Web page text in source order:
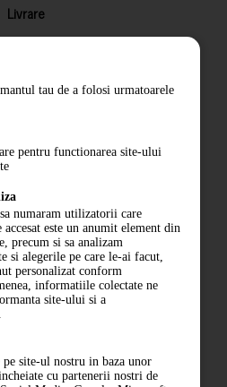
Livrare
produselor
si conditii
confidentialitate
ANPC
tau de a folosi urmatoarele
pentru functionarea site-ului
numaram utilizatorii care
este un anumit element din
precum si sa analizam
si alegerile pe care le-ai facut,
personalizat conform
informatiile colectate ne
site-ului si a
pe site-ul nostru in baza unor
cu partenerii nostri de